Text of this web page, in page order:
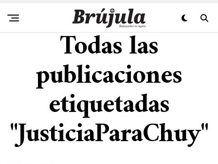
Todas las
publicaciones
etiquetadas
"JusticiaParaChuy"